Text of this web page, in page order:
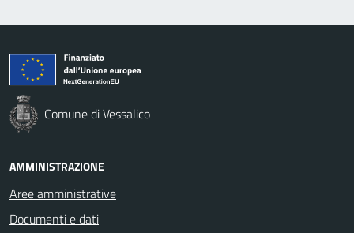
Comune di Vessalico
AMMINISTRAZIONE
Aree amministrative
Documenti e dati